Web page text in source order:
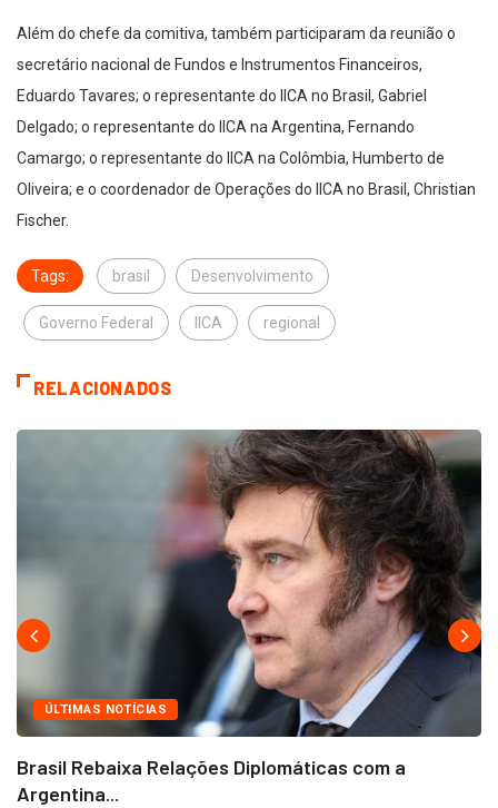
Além do chefe da comitiva, também participaram da reunião o
secretário nacional de Fundos e Instrumentos Financeiros,
Eduardo Tavares; o representante do IICA no Brasil, Gabriel
Delgado; o representante do IICA na Argentina, Fernando
Camargo; o representante do IICA na Colômbia, Humberto de
Oliveira; e o coordenador de Operações do IICA no Brasil, Christian
Fischer.
Tags: brasil Desenvolvimento
Governo Federal IICA regional
RELACIONADOS
ÚLTIMAS NOTÍCIAS
Brasil Rebaixa Relações Diplomáticas com a
Argentina...